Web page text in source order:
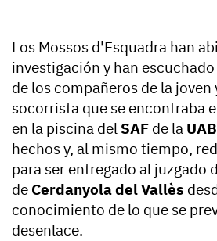
Los Mossos d'Esquadra han
investigación y han
de los compañeros de la
socorrista que se encontraba
en la piscina del SAF de la UAB
hechos y, al mismo tiempo,
para ser entregado al juzgado
de Cerdanyola del Vallès
conocimiento de lo que se
desenlace.